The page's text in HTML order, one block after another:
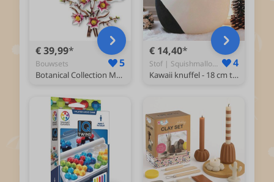
€ 39,99
Bouwsets 5
Botanical Collection Magnoliatakken Bloemen Set 11510
€ 14,40
Stof | Squishmallow Knuffel Koe - Squishy 4
Kawaii knuffel - 18 cm tot 22 cm - Knuffel Koe - Squish Knuffel - Koe Knuffel - Kawaii Kussen - Squishy